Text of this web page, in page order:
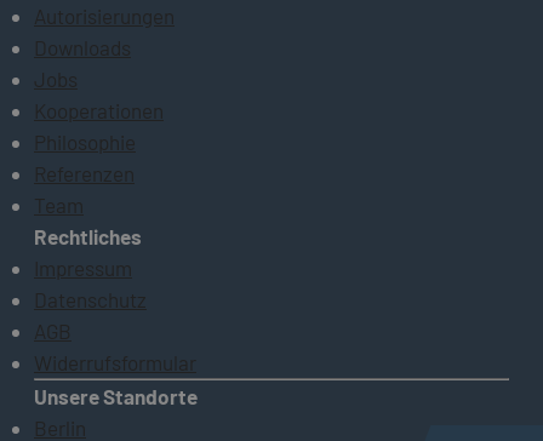
Autorisierungen
Downloads
Jobs
Kooperationen
Philosophie
Referenzen
Team
Rechtliches
Impressum
Datenschutz
AGB
Widerrufsformular
Unsere Standorte
Berlin